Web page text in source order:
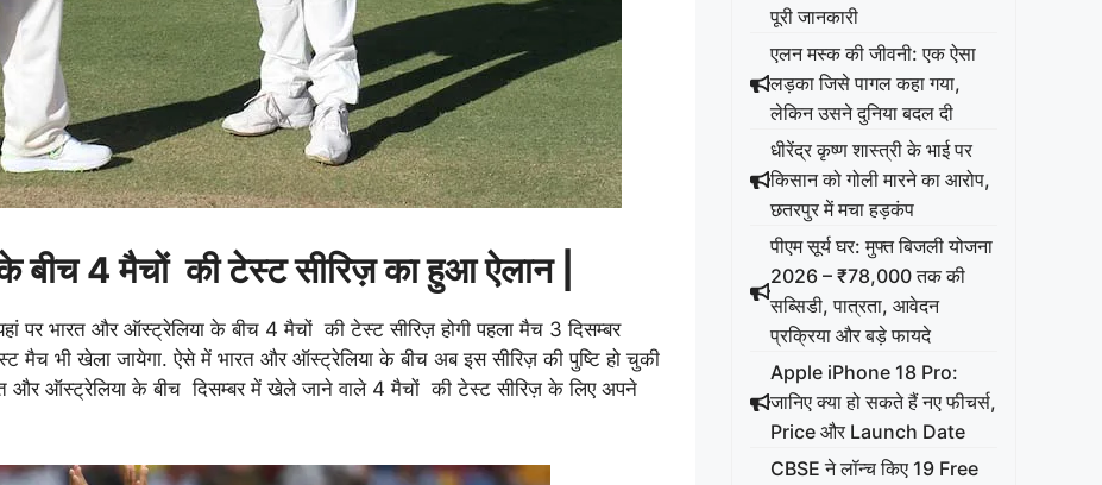
बीच 4 मैचों की टेस्ट सीरिज़ का हुआ ऐलान |
पर भारत और ऑस्ट्रेलिया के बीच 4 मैचों की टेस्ट सीरिज़ होगी पहला मैच 3 दिसम्बर
भी खेला जायेगा. ऐसे में भारत और ऑस्ट्रेलिया के बीच अब इस सीरिज़ की पुष्टि हो चुकी
और ऑस्ट्रेलिया के बीच दिसम्बर में खेले जाने वाले 4 मैचों की टेस्ट सीरिज़ के लिए अपने
पूरी जानकारी
एलन मस्क की जीवनी: एक ऐसा
लड़का जिसे पागल कहा गया,
लेकिन उसने दुनिया बदल दी
धीरेंद्र कृष्ण शास्त्री के भाई पर
किसान को गोली मारने का आरोप,
छतरपुर में मचा हड़कंप
पीएम सूर्य घर: मुफ्त बिजली योजना
2026 – ₹78,000 तक की
सब्सिडी, पात्रता, आवेदन
प्रक्रिया और बड़े फायदे
Apple iPhone 18 Pro:
जानिए क्या हो सकते हैं नए फीचर्स,
Price और Launch Date
CBSE ने लॉन्च किए 19 Free